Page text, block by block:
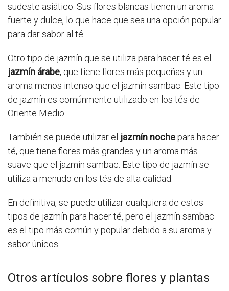
sudeste asiático. Sus flores blancas tienen un aroma
fuerte y dulce, lo que hace que sea una opción popular
para dar sabor al té.
Otro tipo de jazmín que se utiliza para hacer té es el
jazmín árabe, que tiene flores más pequeñas y un
aroma menos intenso que el jazmín sambac. Este tipo
de jazmín es comúnmente utilizado en los tés de
Oriente Medio.
También se puede utilizar el jazmín nochepara hacer
té, que tiene flores más grandes y un aroma más
suave que el jazmín sambac. Este tipo de jazmín se
utiliza a menudo en los tés de alta calidad.
En definitiva, se puede utilizar cualquiera de estos
tipos de jazmín para hacer té, pero el jazmín sambac
es el tipo más común y popular debido a su aroma y
sabor únicos.
Otros artículos sobre flores y plantas